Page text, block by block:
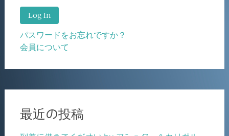
パスワードをお忘れですか？
会員について
最近の投稿